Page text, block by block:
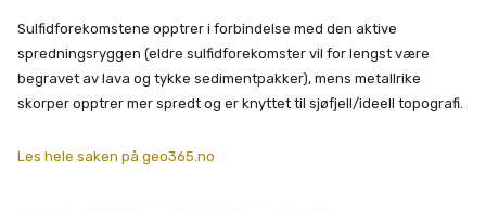
Sulfidforekomstene opptrer i forbindelse med den aktive
spredningsryggen (eldre sulfidforekomster vil for lengst være
begravet av lava og tykke sedimentpakker), mens metallrike
skorper opptrer mer spredt og er knyttet til sjøfjell/ideell topografi.
Les hele saken på geo365.no